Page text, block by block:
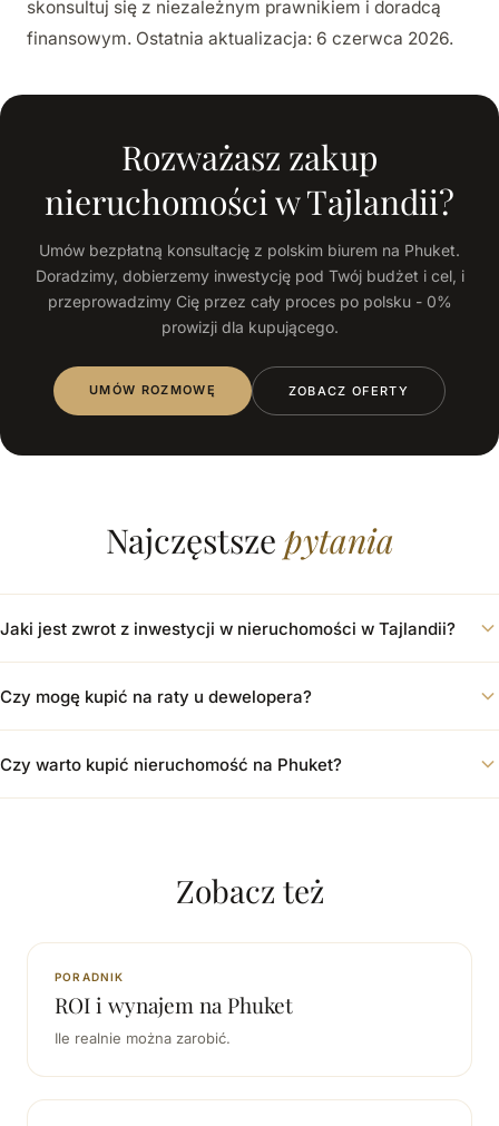
skonsultuj się z niezależnym prawnikiem i doradcą
finansowym. Ostatnia aktualizacja: 6 czerwca 2026.
Rozważasz zakup
nieruchomości w Tajlandii?
Umów bezpłatną konsultację z polskim biurem na Phuket.
Doradzimy, dobierzemy inwestycję pod Twój budżet i cel, i
przeprowadzimy Cię przez cały proces po polsku - 0%
prowizji dla kupującego.
UMÓW ROZMOWĘ ZOBACZ OFERTY
Najczęstsze pytania
Jaki jest zwrot z inwestycji w nieruchomości w Tajlandii?
Czy mogę kupić na raty u dewelopera?
Czy warto kupić nieruchomość na Phuket?
Zobacz też
PORADNIK
ROI i wynajem na Phuket
Ile realnie można zarobić.